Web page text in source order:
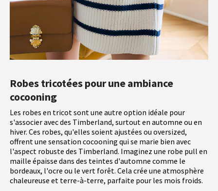
Robes tricotées pour une ambiance
cocooning
Les robes en tricot sont une autre option idéale pour
s'associer avec des Timberland, surtout en automne ou en
hiver. Ces robes, qu'elles soient ajustées ou oversized,
offrent une sensation cocooning qui se marie bien avec
l'aspect robuste des Timberland. Imaginez une robe pull en
maille épaisse dans des teintes d'automne comme le
bordeaux, l'ocre ou le vert forêt. Cela crée une atmosphère
chaleureuse et terre-à-terre, parfaite pour les mois froids.